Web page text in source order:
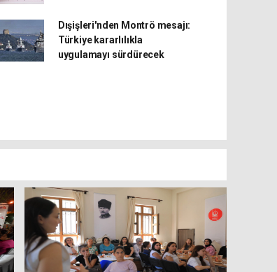
Dışişleri'nden Montrö mesajı:
Türkiye kararlılıkla
uygulamayı sürdürecek